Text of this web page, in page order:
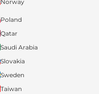
Norway
Poland
Qatar
Saudi Arabia
Slovakia
Sweden
Taiwan